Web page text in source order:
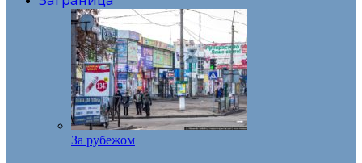
За рубежом